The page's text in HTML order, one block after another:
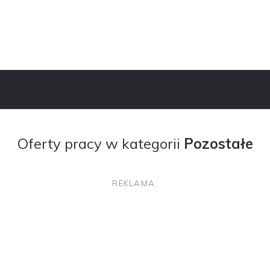
Oferty pracy w kategorii Pozostałe
REKLAMA: